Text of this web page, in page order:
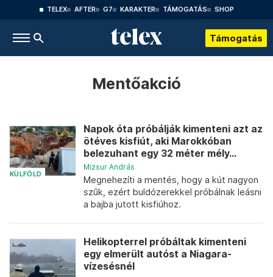
TELEX AFTER G7 KARAKTER TÁMOGATÁS SHOP
Támogatás
Mentőakció
KÜLFÖLD
Napok óta próbálják kimenteni azt az
ötéves kisfiút, aki Marokkóban
belezuhant egy 32 méter mély...
Mizsur András
Megnehezíti a mentés, hogy a kút nagyon
szűk, ezért buldózerekkel próbálnak leásni
a bajba jutott kisfiúhoz.
Helikopterrel próbáltak kimenteni
egy elmerült autóst a Niagara-
vízesésnél